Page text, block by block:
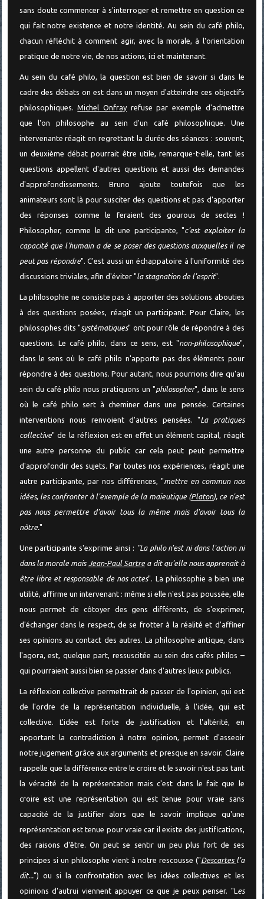
sans doute commencer à s'interroger et remettre en question ce
qui fait notre existence et notre identité. Au sein du café philo,
chacun réfléchit à comment agir, avec la morale, à l'orientation
pratique de notre vie, de nos actions, ici et maintenant.
Au sein du café philo, la question est bien de savoir si dans le
cadre des débats on est dans un moyen d'atteindre ces objectifs
philosophiques.Michel Onfray refuse par exemple d'admettre
que l'on philosophe au sein d'un café philosophique. Une
intervenante réagit en regrettant la durée des séances : souvent,
un deuxième débat pourrait être utile, remarque-t-elle, tant les
questions appellent d'autres questions et aussi des demandes
d'approfondissements. Bruno ajoute toutefois que les
animateurs sont là pour susciter des questions et pas d'apporter
des réponses comme le feraient des gourous de sectes !
Philosopher, comme le dit une participante, "c'est exploiter la
capacité que l'humain a de se poser des questions auxquelles il ne
peut pas répondre". C'est aussi un échappatoire à l'uniformité des
discussions triviales, afin d'éviter "la stagnation de l'esprit".
La philosophie ne consiste pas à apporter des solutions abouties
à des questions posées, réagit un participant. Pour Claire, les
philosophes dits "systématiques" ont pour rôle de répondre à des
questions. Le café philo, dans ce sens, est "non-philosophique",
dans le sens où le café philo n'apporte pas des éléments pour
répondre à des questions. Pour autant, nous pourrions dire qu'au
sein du café philo nous pratiquons un "philosopher", dans le sens
où le café philo sert à cheminer dans une pensée. Certaines
interventions nous renvoient d'autres pensées. "La pratiques
collective" de la réflexion est en effet un élément capital, réagit
une autre personne du public car cela peut peut permettre
d'approfondir des sujets. Par toutes nos expériences, réagit une
autre participante, par nos différences, "mettre en commun nos
idées, les confronter à l'exemple de la maïeutique (Platon), ce n'est
pas nous permettre d'avoir tous la même mais d'avoir tous la
nôtre."
Une participante s'exprime ainsi : "La philo n'est ni dans l'action ni
dans la morale mais Jean-Paul Sartrea dit qu'elle nous apprenait à
être libre et responsable de nos actes". La philosophie a bien une
utilité, affirme un intervenant : même si elle n'est pas poussée, elle
nous permet de côtoyer des gens différents, de s'exprimer,
d'échanger dans le respect, de se frotter à la réalité et d'affiner
ses opinions au contact des autres. La philosophie antique, dans
l'agora, est, quelque part, ressuscitée au sein des cafés philos –
qui pourraient aussi bien se passer dans d'autres lieux publics.
La réflexion collective permettrait de passer de l'opinion, qui est
de l'ordre de la représentation individuelle, à l'idée, qui est
collective. L'idée est forte de justification et l'altérité, en
apportant la contradiction à notre opinion, permet d'asseoir
notre jugement grâce aux arguments et presque en savoir. Claire
rappelle que la différence entre le croire et le savoir n'est pas tant
la véracité de la représentation mais c'est dans le fait que le
croire est une représentation qui est tenue pour vraie sans
capacité de la justifier alors que le savoir implique qu'une
représentation est tenue pour vraie car il existe des justifications,
des raisons d'être. On peut se sentir un peu plus fort de ses
principes si un philosophe vient à notre rescousse ("Descartes l'a
dit... ") ou si la confrontation avec les idées collectives et les
opinions d'autrui viennent appuyer ce que je peux penser. "L es